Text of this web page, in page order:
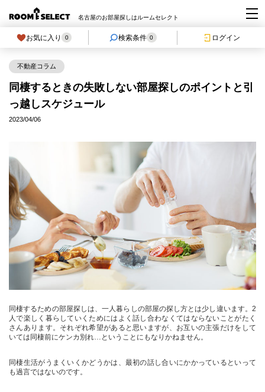
名古屋のお部屋探しはルームセレクト
お気に入り 0 検索条件 0 ログイン
不動産コラム
同棲するときの失敗しない部屋探しのポイントと引
っ越しスケジュール
2023/04/06
同棲するための部屋探しは、一人暮らしの部屋の探し方とは少し違います。2
人で楽しく暮らしていくためにはよく話し合わなくてはならないことがたく
さんあります。それぞれ希望があると思いますが、お互いの主張だけをして
いては同棲前にケンカ別れ…ということにもなりかねません。
同棲生活がうまくいくかどうかは、最初の話し合いにかかっているといって
も過言ではないのです。